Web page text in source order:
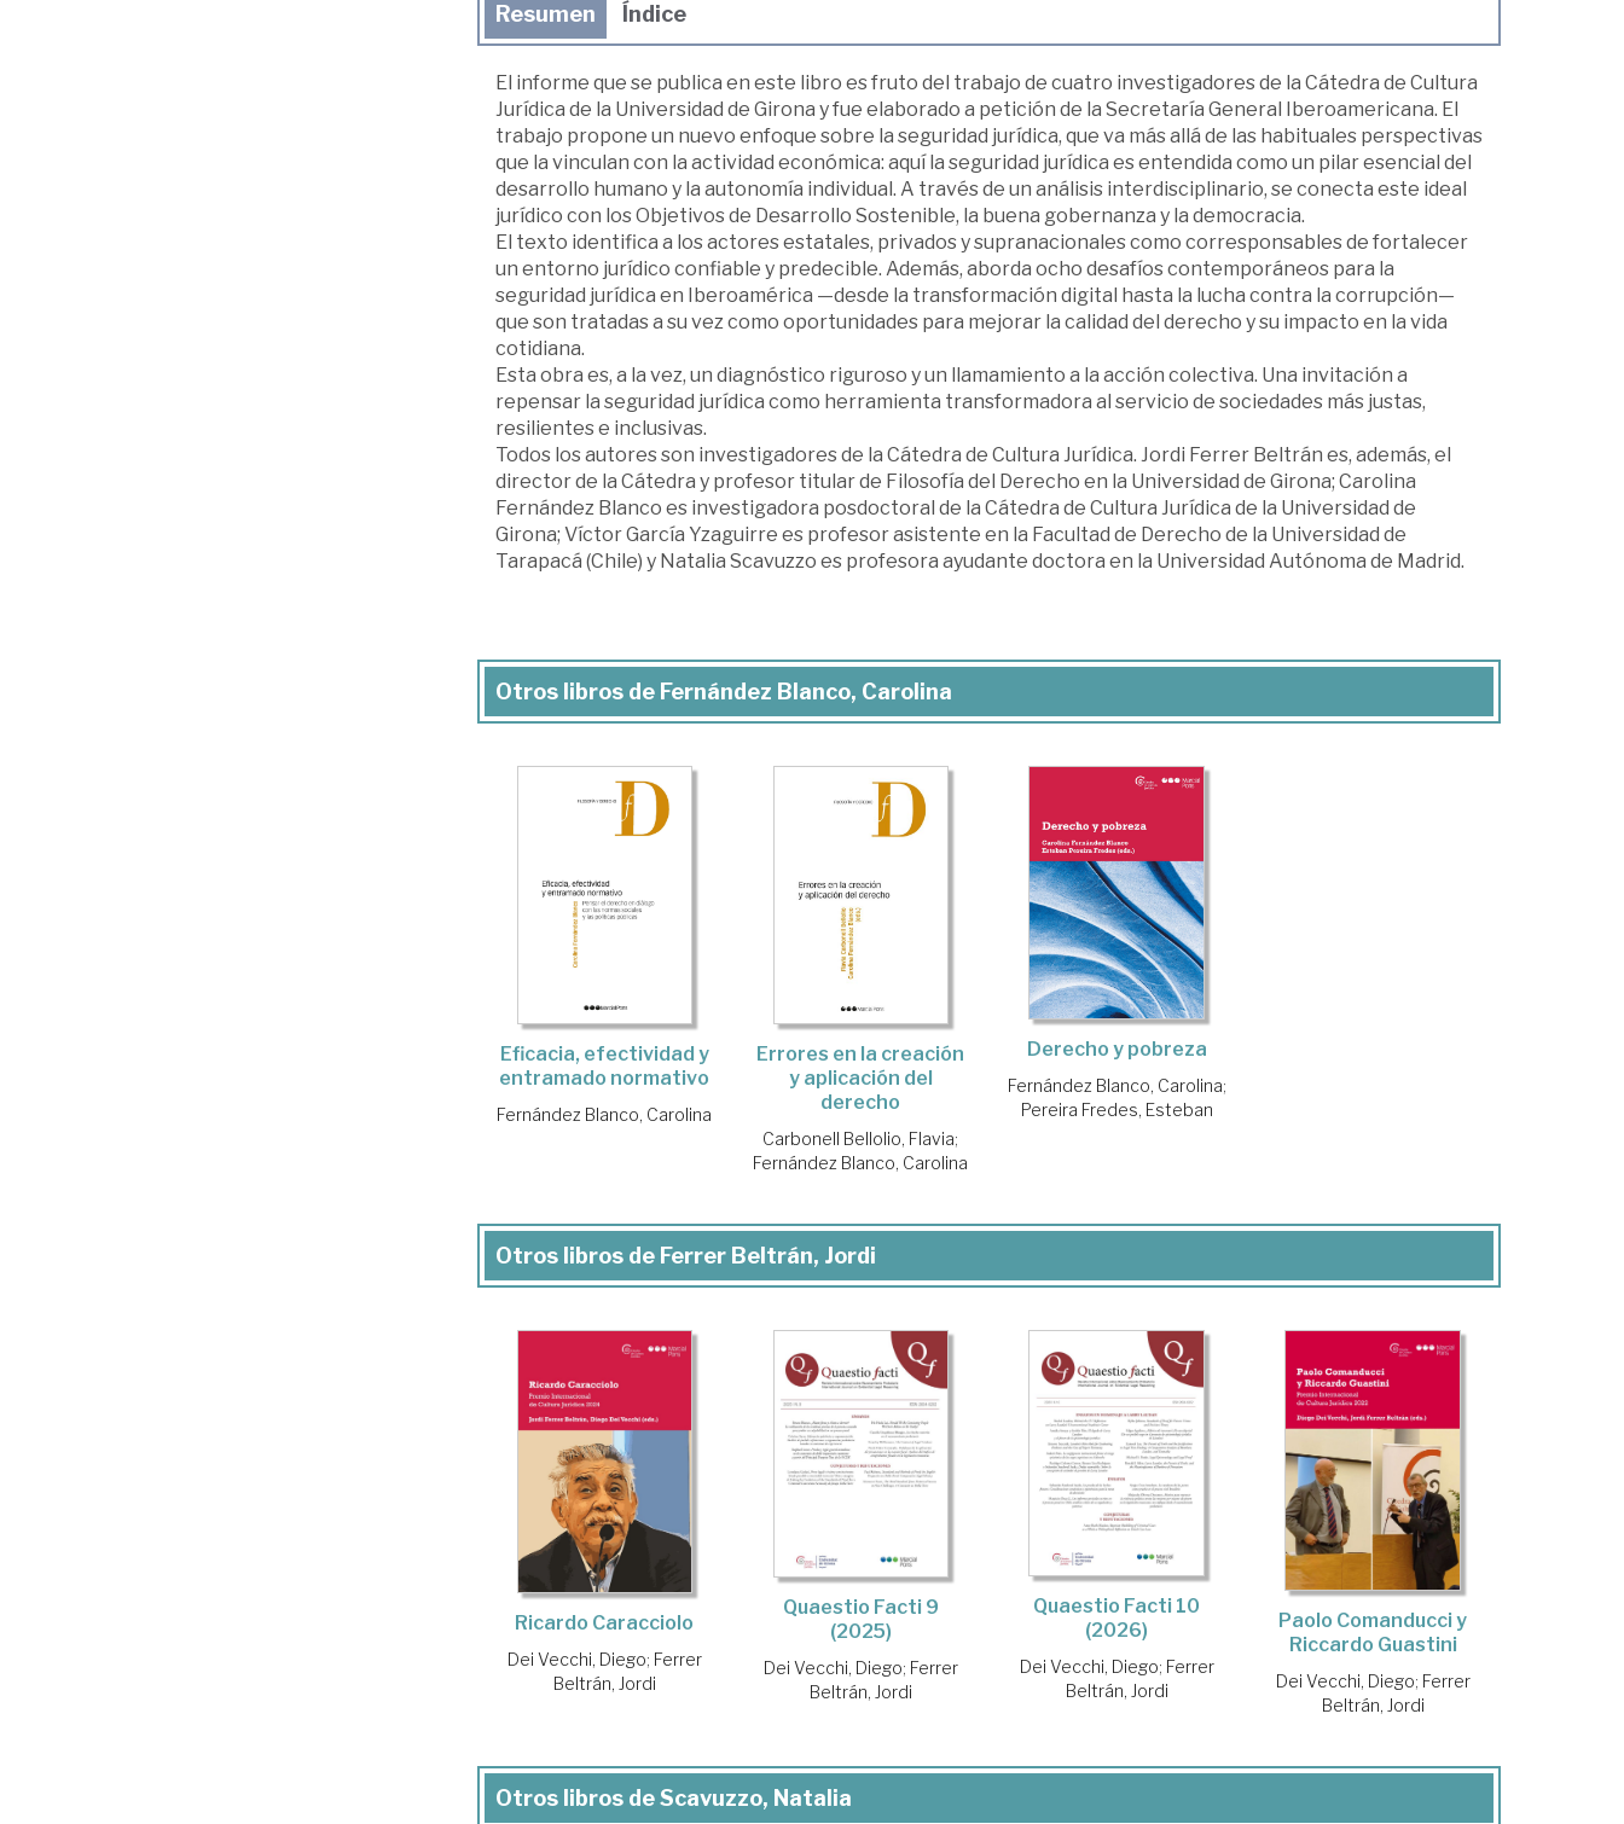
Resumen Índice
El informe que se publica en este libro es fruto del trabajo de cuatro investigadores de la Cátedra de Cultura
Jurídica de la Universidad de Girona y fue elaborado a petición de la Secretaría General Iberoamericana. El
trabajo propone un nuevo enfoque sobre la seguridad jurídica, que va más allá de las habituales perspectivas
que la vinculan con la actividad económica: aquí la seguridad jurídica es entendida como un pilar esencial del
desarrollo humano y la autonomía individual. A través de un análisis interdisciplinario, se conecta este ideal
jurídico con los Objetivos de Desarrollo Sostenible, la buena gobernanza y la democracia.
El texto identifica a los actores estatales, privados y supranacionales como corresponsables de fortalecer
un entorno jurídico confiable y predecible. Además, aborda ocho desafíos contemporáneos para la
seguridad jurídica en Iberoamérica —desde la transformación digital hasta la lucha contra la corrupción—
que son tratadas a su vez como oportunidades para mejorar la calidad del derecho y su impacto en la vida
cotidiana.
Esta obra es, a la vez, un diagnóstico riguroso y un llamamiento a la acción colectiva. Una invitación a
repensar la seguridad jurídica como herramienta transformadora al servicio de sociedades más justas,
resilientes e inclusivas.
Todos los autores son investigadores de la Cátedra de Cultura Jurídica. Jordi Ferrer Beltrán es, además, el
director de la Cátedra y profesor titular de Filosofía del Derecho en la Universidad de Girona; Carolina
Fernández Blanco es investigadora posdoctoral de la Cátedra de Cultura Jurídica de la Universidad de
Girona; Víctor García Yzaguirre es profesor asistente en la Facultad de Derecho de la Universidad de
Tarapacá (Chile) y Natalia Scavuzzo es profesora ayudante doctora en la Universidad Autónoma de Madrid.
Otros libros de Fernández Blanco, Carolina
Eficacia, efectividad y
entramado normativo
Fernández Blanco, Carolina
Errores en la creación
y aplicación del
derecho
Carbonell Bellolio, Flavia;
Fernández Blanco, Carolina
Derecho y pobreza
Fernández Blanco, Carolina;
Pereira Fredes, Esteban
Otros libros de Ferrer Beltrán, Jordi
Ricardo Caracciolo
Dei Vecchi, Diego; Ferrer
Beltrán, Jordi
Quaestio Facti 9
(2025)
Dei Vecchi, Diego; Ferrer
Beltrán, Jordi
Quaestio Facti 10
(2026)
Dei Vecchi, Diego; Ferrer
Beltrán, Jordi
Paolo Comanducci y
Riccardo Guastini
Dei Vecchi, Diego; Ferrer
Beltrán, Jordi
Otros libros de Scavuzzo, Natalia